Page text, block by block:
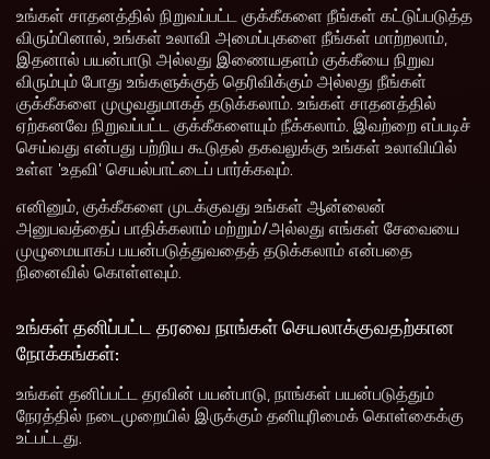
உங்கள் சாதனத்தில் நிறுவப்பட்ட குக்கீகளை நீங்கள் கட்டுப்படுத்த
விரும்பினால், உங்கள் உலாவி அமைப்புகளை நீங்கள் மாற்றலாம்,
இதனால் பயன்பாடு அல்லது இணையதளம் குக்கீயை நிறுவ
விரும்பும் போது உங்களுக்குத் தெரிவிக்கும் அல்லது நீங்கள்
குக்கீகளை முழுவதுமாகத் தடுக்கலாம். உங்கள் சாதனத்தில்
ஏற்கனவே நிறுவப்பட்ட குக்கீகளையும் நீக்கலாம். இவற்றை எப்படிச்
செய்வது என்பது பற்றிய கூடுதல் தகவலுக்கு உங்கள் உலாவியில்
உள்ள 'உதவி' செயல்பாட்டைப் பார்க்கவும்.
எனினும், குக்கீகளை முடக்குவது உங்கள் ஆன்லைன்
அனுபவத்தைப் பாதிக்கலாம் மற்றும்/அல்லது எங்கள் சேவையை
முழுமையாகப் பயன்படுத்துவதைத் தடுக்கலாம் என்பதை
நினைவில் கொள்ளவும்.
உங்கள் தனிப்பட்ட தரவை நாங்கள் செயலாக்குவதற்கான
நோக்கங்கள்:
உங்கள் தனிப்பட்ட தரவின் பயன்பாடு, நாங்கள் பயன்படுத்தும்
நேரத்தில் நடைமுறையில் இருக்கும் தனியுரிமைக் கொள்கைக்கு
உட்பட்டது.